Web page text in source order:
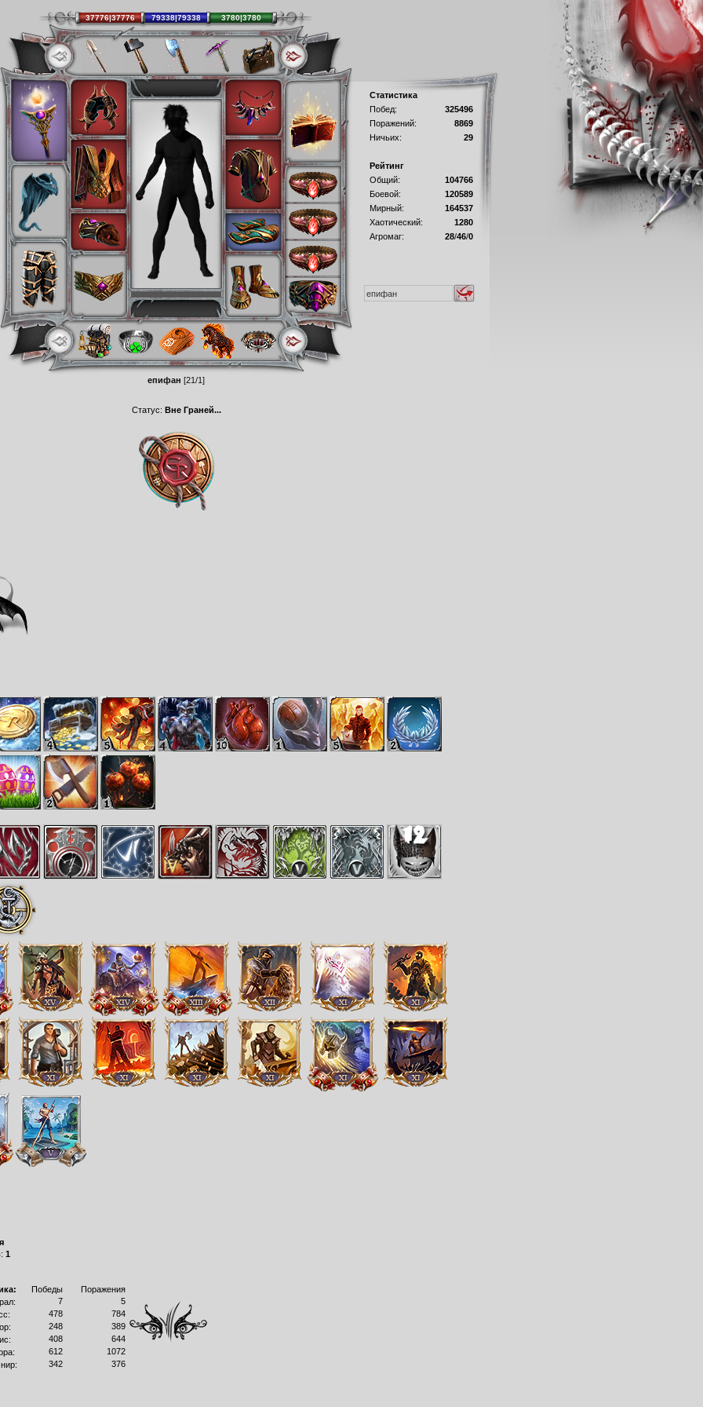
Статистика
Побед:
325496
Поражений:
8869
Ничьих:
29
Рейтинг
Общий:
104766
Боевой:
120589
Мирный:
164537
Хаотический:
1280
Агромаг:
28/46/0
Статус: Вне Граней...
1
Победы
Поражения
7
5
478
784
248
389
408
644
612
1072
342 376
37776|37776 79338|79338 3780|3780
епифан [21/1]